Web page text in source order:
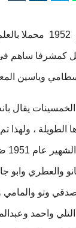
عاد من جامعة حلوان
كمشرفا ساهم في
وياسين
يقال
، ولهذا
والعطري وابو
وتو والمامي
واحمد